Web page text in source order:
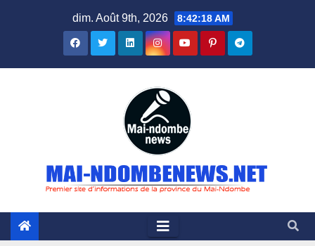
dim. Août 9th, 2026 8:42:19 AM